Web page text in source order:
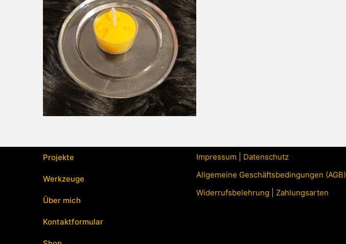
Projekte
Werkzeuge
Über mich
Kontaktformular
Impressum
Datenschutz
Allgemeine Geschäftsbedingungen (AGB)
Widerrufsbelehrung
Zahlungsarten